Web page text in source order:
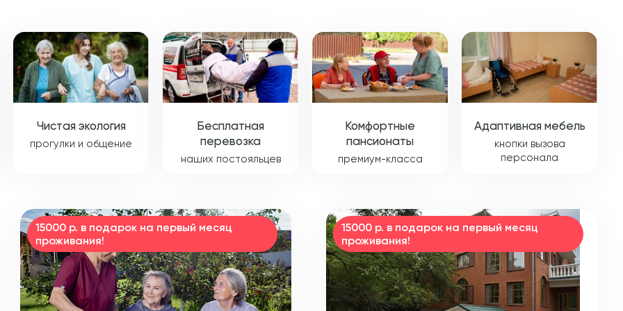
Чистая экология
прогулки и общение
Бесплатная
перевозка
наших постояльцев
Комфортные
пансионаты
премиум-класса
Адаптивная мебель
кнопки вызова
персонала
15000 р. в подарок на первый месяц
проживания!
15000 р. в подарок на первый месяц
проживания!